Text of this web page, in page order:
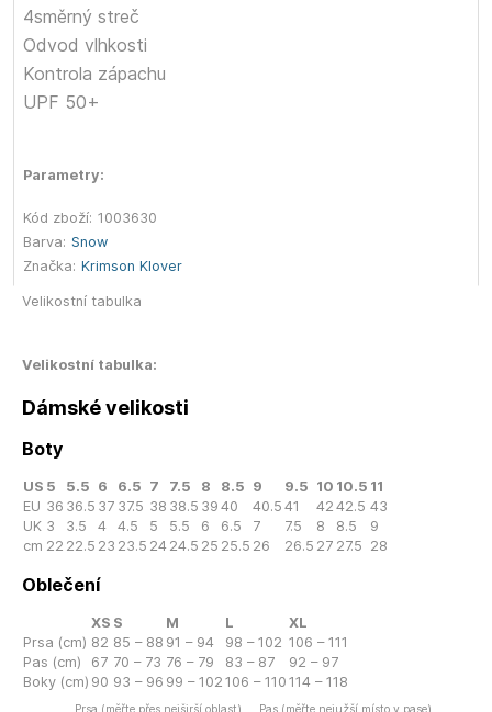
4směrný streč
Odvod vlhkosti
Kontrola zápachu
UPF 50+
Parametry:
Kód zboží: 1003630
Barva: Snow
Značka: Krimson Klover
Velikostní tabulka
Velikostní tabulka:
Dámské velikosti
Boty
US 5 5.5 6 6.5 7 7.5 8 8.5 9 9.5 10 10.5 11
EU 36 36.5 37 37.5 38 38.5 39 40 40.5 41 42 42.5 43
UK 3 3.5 4 4.5 5 5.5 6 6.5 7 7.5 8 8.5
9
cm 22 22.5 23 23.5 24 24.5 25 25.5 26 26.5 27 27.5 28
Oblečení
XS S M L
XL
Prsa (cm) 82 85 – 88 91 – 94 98 – 102 106 – 111
Pas (cm)
67 70 – 73 76 – 79 83 – 87
92 – 97
Boky (cm) 90 93 – 96 99 – 102 106 – 110 114 – 118
Prsa (měřte přes nejširší oblast) Pas (měřte nejužší místo v pase)